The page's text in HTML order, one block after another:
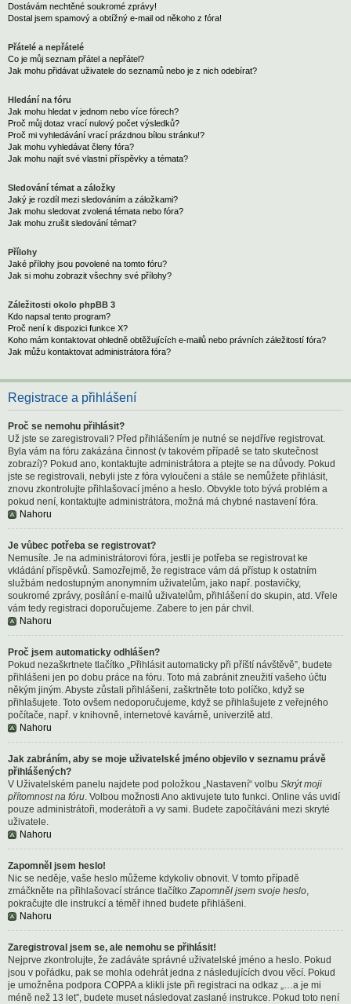
Dostávám nechtěné soukromé zprávy!
Dostal jsem spamový a obtížný e-mail od někoho z fóra!
Přátelé a nepřátelé
Co je můj seznam přátel a nepřátel?
Jak mohu přidávat uživatele do seznamů nebo je z nich odebírat?
Hledání na fóru
Jak mohu hledat v jednom nebo více fórech?
Proč můj dotaz vrací nulový počet výsledků?
Proč mi vyhledávání vrací prázdnou bílou stránku!?
Jak mohu vyhledávat členy fóra?
Jak mohu najít své vlastní příspěvky a témata?
Sledování témat a záložky
Jaký je rozdíl mezi sledováním a záložkami?
Jak mohu sledovat zvolená témata nebo fóra?
Jak mohu zrušit sledování témat?
Přílohy
Jaké přílohy jsou povolené na tomto fóru?
Jak si mohu zobrazit všechny své přílohy?
Záležitosti okolo phpBB 3
Kdo napsal tento program?
Proč není k dispozici funkce X?
Koho mám kontaktovat ohledně obtěžujících e-mailů nebo právních záležitostí fóra?
Jak můžu kontaktovat administrátora fóra?
Registrace a přihlášení
Proč se nemohu přihlásit?
Už jste se zaregistrovali? Před přihlášením je nutné se nejdříve registrovat.
Byla vám na fóru zakázána činnost (v takovém případě se tato skutečnost
zobrazí)? Pokud ano, kontaktujte administrátora a ptejte se na důvody. Pokud
jste se registrovali, nebyli jste z fóra vyloučeni a stále se nemůžete přihlásit,
znovu zkontrolujte přihlašovací jméno a heslo. Obvykle toto bývá problém a
pokud není, kontaktujte administrátora, možná má chybné nastavení fóra.
Nahoru
Je vůbec potřeba se registrovat?
Nemusíte. Je na administrátorovi fóra, jestli je potřeba se registrovat ke
vkládání příspěvků. Samozřejmě, že registrace vám dá přístup k ostatním
službám nedostupným anonymním uživatelům, jako např. postavičky,
soukromé zprávy, posílání e-mailů uživatelům, přihlášení do skupin, atd. Vřele
vám tedy registraci doporučujeme. Zabere to jen pár chvil.
Nahoru
Proč jsem automaticky odhlášen?
Pokud nezaškrtnete tlačítko „Přihlásit automaticky při příští návštěvě”, budete
přihlášeni jen po dobu práce na fóru. Toto má zabránit zneužití vašeho účtu
někým jiným. Abyste zůstali přihlášeni, zaškrtněte toto políčko, když se
přihlašujete. Toto ovšem nedoporučujeme, když se přihlašujete z veřejného
počítače, např. v knihovně, internetové kavárně, univerzitě atd.
Nahoru
Jak zabráním, aby se moje uživatelské jméno objevilo v seznamu právě
přihlášených?
V Uživatelském panelu najdete pod položkou „Nastavení“ volbu Skrýt moji
přítomnost na fóru. Volbou možnosti Ano aktivujete tuto funkci. Online vás uvidí
pouze administrátoři, moderátoři a vy sami. Budete započítáváni mezi skryté
uživatele.
Nahoru
Zapomněl jsem heslo!
Nic se neděje, vaše heslo můžeme kdykoliv obnovit. V tomto případě
zmáčkněte na přihlašovací stránce tlačítkoZapomněl jsem svoje heslo,
pokračujte dle instrukcí a téměř ihned budete přihlášeni.
Nahoru
Zaregistroval jsem se, ale nemohu se přihlásit!
Nejprve zkontrolujte, že zadáváte správné uživatelské jméno a heslo. Pokud
jsou v pořádku, pak se mohla odehrát jedna z následujících dvou věcí. Pokud
je umožněna podpora COPPA a klikli jste při registraci na odkaz „…a je mi
méně než 13 let”, budete muset následovat zaslané instrukce. Pokud toto není